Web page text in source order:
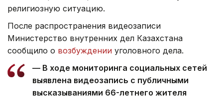
религиозную ситуацию.
После распространения видеозаписи
Министерство внутренних дел Казахстана
сообщило о возбуждении уголовного дела.
— В ходе мониторинга социальных сетей
выявлена видеозапись с публичными
высказываниями 66-летнего жителя